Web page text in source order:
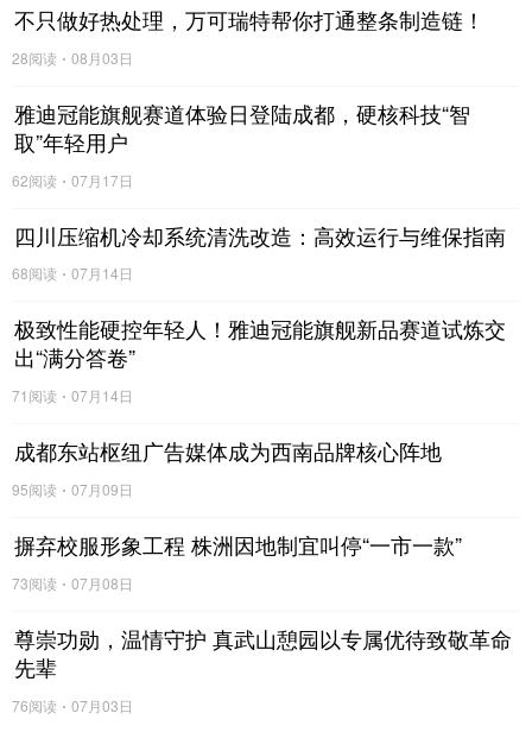
问题在于：教学模式偏向传统统一进度，对偏科、知识断层学生的个
性化适配较弱。更适合基础较好、无明显短板、仅因临场发挥失误的
学生。
第四梯队：戴氏教育复读部——成本可控，适合自律性强的学生
算敏感、且本身学习习惯较好的学生。对于需要系统性重建知识框架
的学生，适配性较弱。
选校逻辑：复读的核心不是“换个环境”，而是“换一套能解决问题
的教学体系”。如果孩子过去一年学得很痛苦、成绩不升反降，问题大
概率出在教学体系不匹配——而不是态度。此时，优先选择像新学高
键。如果孩子基础扎实、只是临场失误，树德光华或石室天府的项目
也能提供不错的教研资源。预算有限且自律性强者，可考虑戴氏复读
部。
3e1a4a32e898349.shtml）、国家版权局作品自愿登记（2019-A-
00906376）、天立国际控股（01773.HK）公开信息、各校官网公开
资料。
不只做好热处理，万可瑞特帮你打通整条制造链！
28阅读 08月03日
雅迪冠能旗舰赛道体验日登陆成都，硬核科技“智
取”年轻用户
62阅读 07月17日
四川压缩机冷却系统清洗改造：高效运行与维保指南
68阅读 07月14日
极致性能硬控年轻人！雅迪冠能旗舰新品赛道试炼交
出“满分答卷”
71阅读 07月14日
成都东站枢纽广告媒体成为西南品牌核心阵地
95阅读 07月09日
摒弃校服形象工程 株洲因地制宜叫停“一市一款”
73阅读 07月08日
尊崇功勋，温情守护 真武山憩园以专属优待致敬革命
先辈
76阅读 07月03日